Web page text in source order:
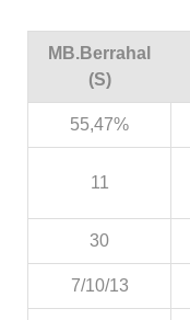
MB.Berrahal
(S)
55,47%
11
30
7/10/13